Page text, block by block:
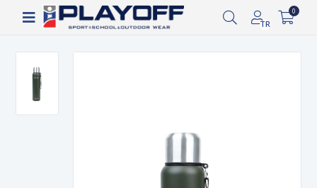
Siparişin 2-8 iş günü arasında kargoya verilecektir.
TR
0